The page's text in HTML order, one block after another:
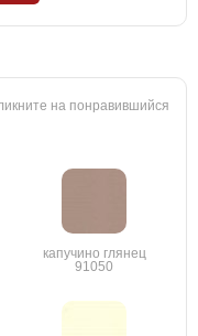
на понравившийся
капучино глянец
91050